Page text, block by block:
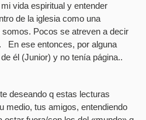
vida espiritual y entender
de la iglesia como una
Pocos se atreven a decir
En ese entonces, por alguna
él (Junior) y no tení­a página..
deseando q estas lecturas
medio, tus amigos, entendiendo